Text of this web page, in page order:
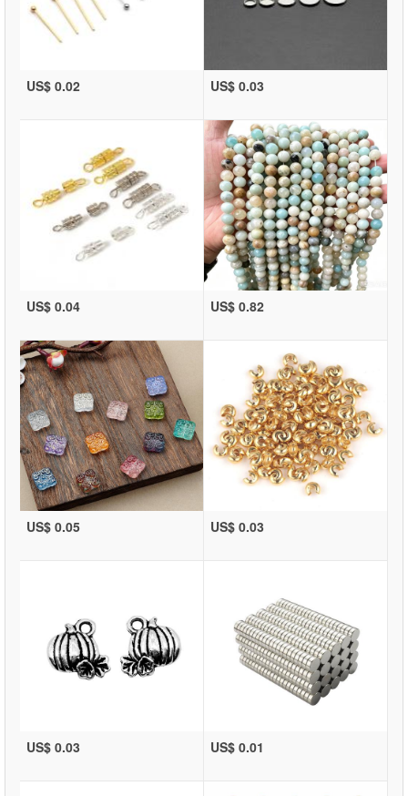
US$ 0.02 US$ 0.03
US$ 0.04 US$ 0.82
US$ 0.05 US$ 0.03
US$ 0.03 US$ 0.01